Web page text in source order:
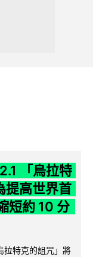
「烏拉特
提高世界首
短約 10 分
拉特克的詛咒」將